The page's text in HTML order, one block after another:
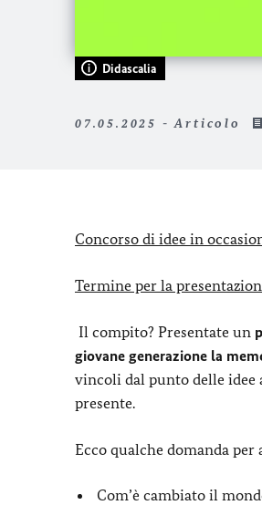
Didascalia
07.05.2025 - Articolo
Concorso di idee in
Termine per la
Il compito? Presentate un
giovane generazione la
vincoli dal punto delle
presente.
Ecco qualche domanda
Com’è cambiato il